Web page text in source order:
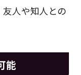
人や知人との
能